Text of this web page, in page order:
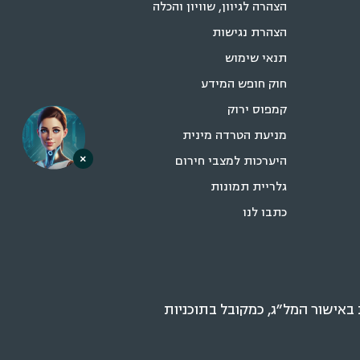
הצהרה לגיוון, שוויון והכלה
הצהרת נגישות
תנאי שימוש
חוק חופש המידע
קמפוס ירוק
מניעת הטרדה מינית
היערכות למצבי חירום
גלריית תמונות
כתבו לנו
המל״ג, כמקובל בתוכניות
×